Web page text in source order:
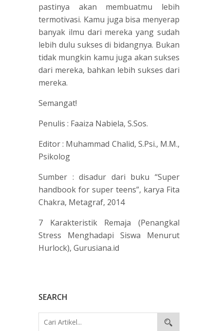
SEARCH
pastinya akan membuatmu lebih
termotivasi. Kamu juga bisa menyerap
banyak ilmu dari mereka yang sudah
lebih dulu sukses di bidangnya. Bukan
tidak mungkin kamu juga akan sukses
dari mereka, bahkan lebih sukses dari
mereka.
Semangat!
Penulis : Faaiza Nabiela, S.Sos.
Editor : Muhammad Chalid, S.Psi., M.M.,
Psikolog
Sumber : disadur dari buku “Super
handbook for super teens”, karya Fita
Chakra, Metagraf, 2014
7 Karakteristik Remaja (Penangkal
Stress Menghadapi Siswa Menurut
Hurlock), Gurusiana.id